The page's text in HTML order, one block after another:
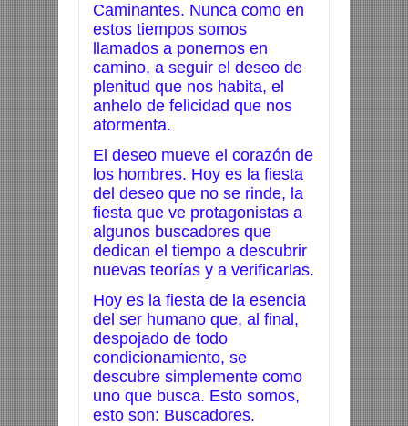
Caminantes. Nunca como en
estos tiempos somos
llamados a ponernos en
camino, a seguir el deseo de
plenitud que nos habita, el
anhelo de felicidad que nos
atormenta.
El deseo mueve el corazón de
los hombres. Hoy es la fiesta
del deseo que no se rinde, la
fiesta que ve protagonistas a
algunos buscadores que
dedican el tiempo a descubrir
nuevas teorías y a verificarlas.
Hoy es la fiesta de la esencia
del ser humano que, al final,
despojado de todo
condicionamiento, se
descubre simplemente como
uno que busca. Esto somos,
esto son: Buscadores.